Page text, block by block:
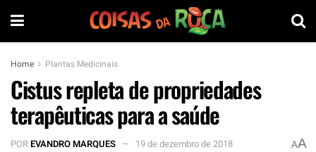
Home Plantas Medicinais
Cistus repleta de propriedades
terapêuticas para a saúde
POREVANDRO MARQUES 19 de dezembro de 2018 AA